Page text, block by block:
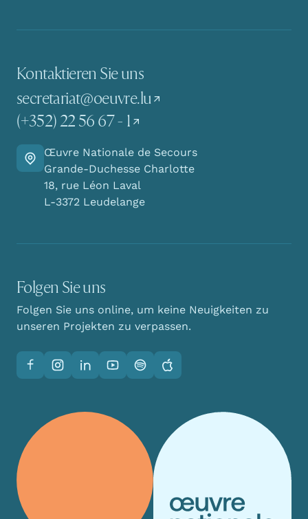
Kontaktieren Sie uns
secretariat@oeuvre.lu
(+352) 22 56 67 - 1
Finden Sie den Weg zu uns
Œuvre Nationale de Secours
Grande-Duchesse Charlotte
18, rue Léon Laval
L-3372 Leudelange
Folgen Sie uns
Folgen Sie uns online, um keine Neuigkeiten zu
unseren Projekten zu verpassen.
FacebookInstagramLinkedInYouTubeSpotifyApple